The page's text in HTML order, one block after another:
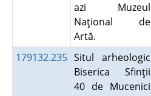
azi Muzeul
Naţional de
Artă.
179132.235 Situl arheologic
Biserica Sfinţii
40 de Mucenici